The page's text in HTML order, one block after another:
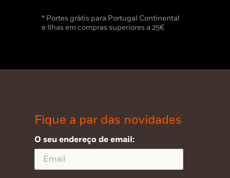
* Portes grátis para Portugal Continental
e Ilhas em compras superiores a 25€
Fique a par das novidades
O seu endereço de email: